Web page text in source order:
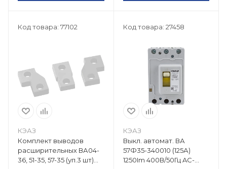
Код товара: 77102
КЭАЗ
Комплект выводов
расширительных ВА04-
36, 51-35, 57-35 (уп.3 шт)
Код товара: 27458
КЭАЗ
Выкл. автомат. ВА
57Ф35-340010 (125А)
1250Im 400В/50Гц AC-